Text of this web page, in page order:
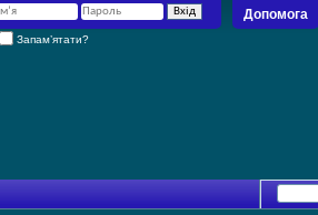
Допомога
Запам’ятати?